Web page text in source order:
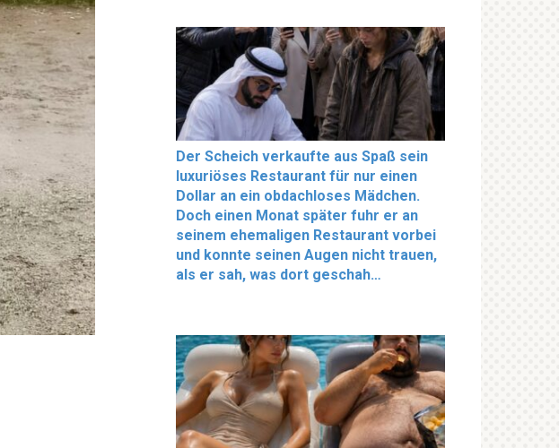
Der Scheich verkaufte aus Spaß sein
luxuriöses Restaurant für nur einen
Dollar an ein obdachloses Mädchen.
Doch einen Monat später fuhr er an
seinem ehemaligen Restaurant vorbei
und konnte seinen Augen nicht trauen,
als er sah, was dort geschah…